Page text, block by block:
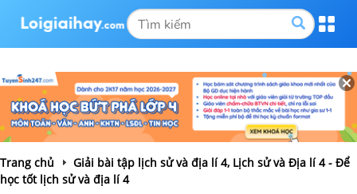
Trang chủ
Giải bài tập lịch sử và địa lí 4, Lịch sử và Địa lí 4 - Để
học tốt lịch sử và địa lí 4